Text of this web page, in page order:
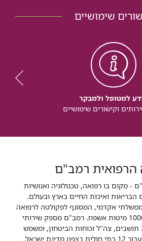
שימושיים
למטופל ולמבקר
וקישורים שימושיים
הרפואית רמב"ם
- מקום בו רפואה, טכנולוגיה ואנושיות
הבריאות ואיכות החיים בארץ ובעולם.
אקדמי, המסונף לפקולטה לרפואה
של הטכניון ומונה כ- 1000 מיטות אשפוז. רמב"ם מספק שירותי
רפואה לכ-2,700,000 תושבים, צה"ל וכוחות הביטחון, ומשמש
ישראל.